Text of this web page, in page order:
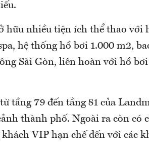
hữu nhiều tiện ích thể thao với
hệ thống hồ bơi 1.000 m2,
Sài Gòn, liên hoàn với hồ bơi
tầng 79 đến tầng 81 của
thành phố. Ngoài ra còn có
VIP hạn chế đến với các